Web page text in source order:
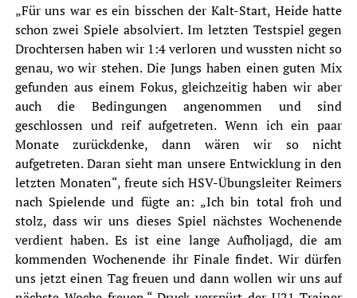
„Für uns war es ein bisschen der Kalt-Start, Heide hatte
schon zwei Spiele absolviert. Im letzten Testspiel gegen
Drochtersen haben wir 1:4 verloren und wussten nicht so
genau, wo wir stehen. Die Jungs haben einen guten Mix
gefunden aus einem Fokus, gleichzeitig haben wir aber
auch die Bedingungen angenommen und sind
geschlossen und reif aufgetreten. Wenn ich ein paar
Monate zurückdenke, dann wären wir so nicht
aufgetreten. Daran sieht man unsere Entwicklung in den
letzten Monaten“, freute sich HSV-Übungsleiter Reimers
nach Spielende und fügte an: „Ich bin total froh und
stolz, dass wir uns dieses Spiel nächstes Wochenende
verdient haben. Es ist eine lange Aufholjagd, die am
kommenden Wochenende ihr Finale findet. Wir dürfen
uns jetzt einen Tag freuen und dann wollen wir uns auf